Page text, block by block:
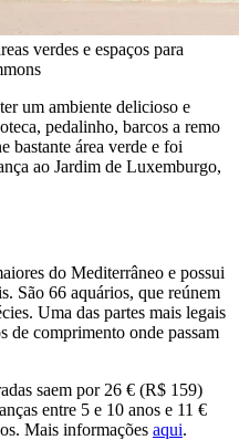
verdes e espaços para
um ambiente delicioso e
pedalinho, barcos a remo
bastante área verde e foi
ao Jardim de Luxemburgo,
do Mediterrâneo e possui
São 66 aquários, que reúnem
Uma das partes mais legais
de comprimento onde passam
saem por 26 € (R$ 159)
entre 5 e 10 anos e 11 €
Mais informações aqui.